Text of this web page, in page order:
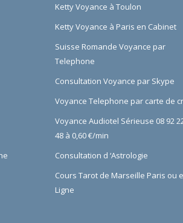
Ketty Voyance à Toulon
Ketty Voyance à Paris en Cabinet
Suisse Romande Voyance par
Telephone
Consultation Voyance par Skype
Voyance Telephone par carte de
Voyance Audiotel Sérieuse 08 92
48 à 0,60 €/min
Consultation d ‘Astrologie
Cours Tarot de Marseille Paris ou
Ligne